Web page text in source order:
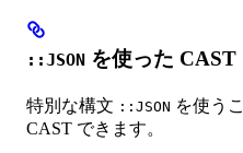
::JSON を使った CAST
特別な構文 ::JSON を使う
CAST できます。